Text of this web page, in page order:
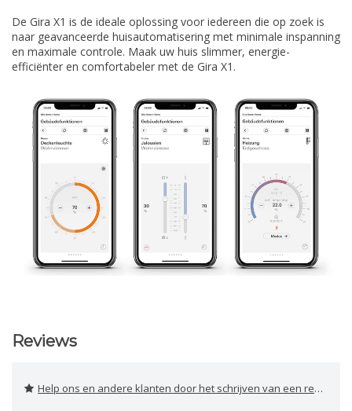
De Gira X1 is de ideale oplossing voor iedereen die op zoek is
naar geavanceerde huisautomatisering met minimale inspanning
en maximale controle. Maak uw huis slimmer, energie-
efficiënter en comfortabeler met de Gira X1.
Reviews
Help ons en andere klanten door het schrijven van een review